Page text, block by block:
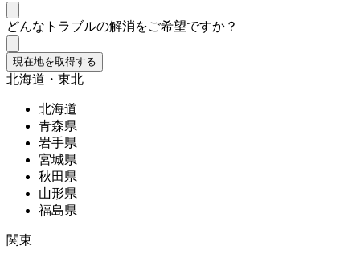
どんなトラブルの解消をご希望ですか？
現在地を取得する
北海道・東北
北海道
青森県
岩手県
宮城県
秋田県
山形県
福島県
関東